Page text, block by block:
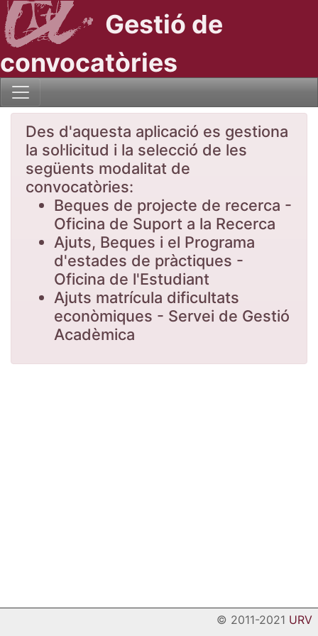
Gestió de
convocatòries
Des d'aquesta aplicació es gestiona
la sol·licitud i la selecció de les
següents modalitat de
convocatòries:
Beques de projecte de recerca -
Oficina de Suport a la Recerca
Ajuts, Beques i el Programa
d'estades de pràctiques -
Oficina de l'Estudiant
Ajuts matrícula dificultats
econòmiques - Servei de Gestió
Acadèmica
© 2011-2021 URV